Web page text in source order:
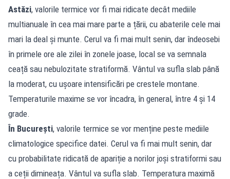
Astăzi, valorile termice vor fi mai ridicate decât mediile
multianuale în cea mai mare parte a țării, cu abaterile cele mai
mari la deal și munte. Cerul va fi mai mult senin, dar îndeosebi
în primele ore ale zilei în zonele joase, local se va semnala
ceață sau nebulozitate stratiformă. Vântul va sufla slab până
la moderat, cu ușoare intensificări pe crestele montane.
Temperaturile maxime se vor încadra, în general, între 4 și 14
grade.
În București, valorile termice se vor menține peste mediile
climatologice specifice datei. Cerul va fi mai mult senin, dar
cu probabilitate ridicată de apariție a norilor joși stratiformi sau
a ceții dimineața. Vântul va sufla slab. Temperatura maximă